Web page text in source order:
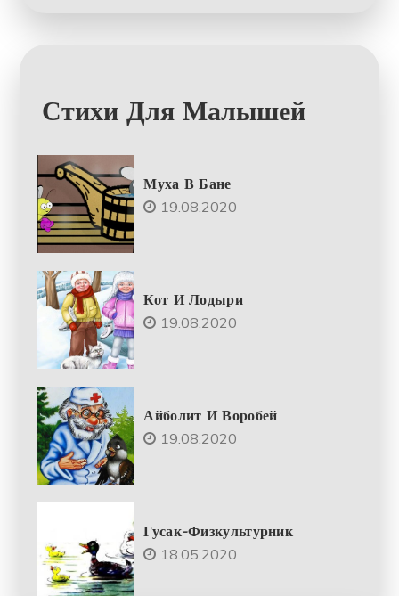
Стихи Для Малышей
Муха В Бане
19.08.2020
Кот И Лодыри
19.08.2020
Айболит И Воробей
19.08.2020
Гусак-Физкультурник
18.05.2020